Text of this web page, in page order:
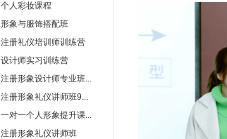
个人彩妆课程
形象与服饰搭配班
注册礼仪培训师训练营
设计师实习训练营
注册形象设计师专业班...
注册形象礼仪讲师班9...
一对一个人形象提升课...
注册形象礼仪讲师班